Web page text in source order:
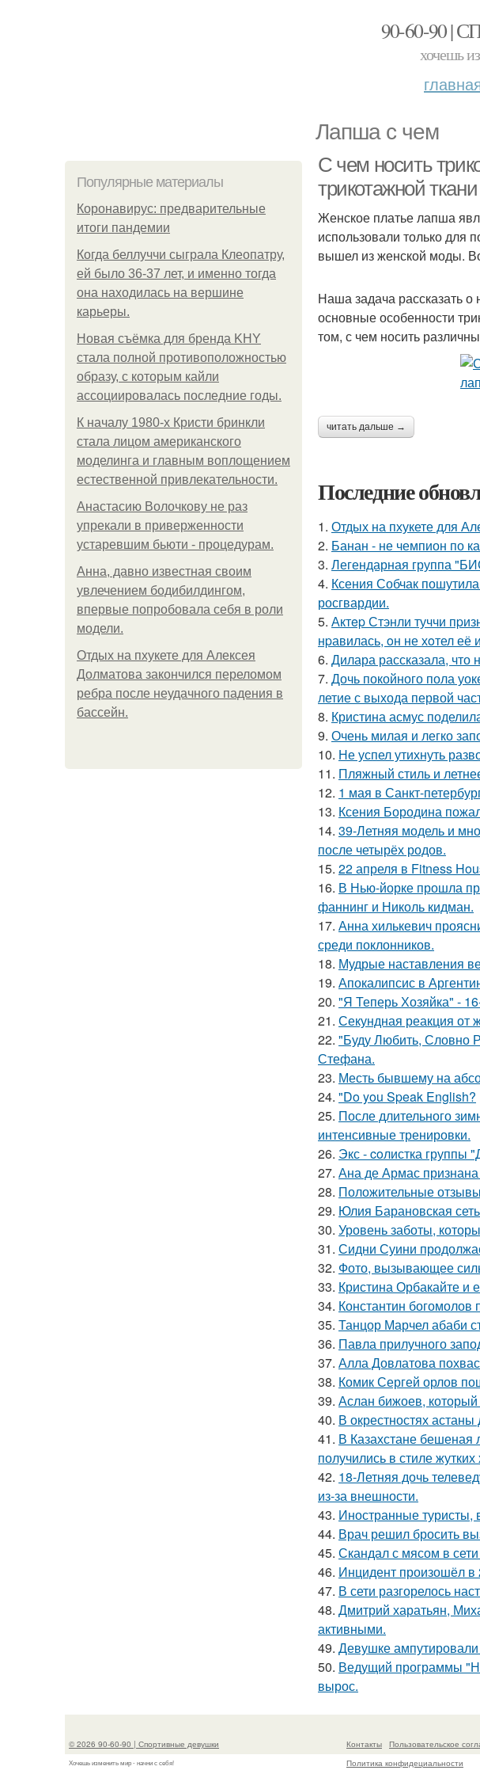
90-60-90
хочешь
Лапша с чем
Популярные материалы
Коронавирус: предварительные
итоги пандемии
Когда беллуччи сыграла Клеопатру,
ей было 36-37 лет, и именно тогда
она находилась на вершине
карьеры.
Новая съёмка для бренда KHY
стала полной противоположностью
образу, с которым кайли
ассоциировалась последние годы.
К началу 1980-х Кристи бринкли
стала лицом американского
моделинга и главным воплощением
естественной привлекательности.
Анастасию Волочкову не раз
упрекали в приверженности
устаревшим бьюти - процедурам.
Анна, давно известная своим
увлечением бодибилдингом,
впервые попробовала себя в роли
модели.
Отдых на пхукете для Алексея
Долматова закончился переломом
ребра после неудачного падения в
бассейн.
С чем носить
трикотажной ткани
Женское платье лапша
использовали только для
вышел из женской моды.
Наша задача рассказать
основные особенности
том, с чем носить
читать дальше →
Последние
1. Отдых на пхукете для
2. Банан - не чемпион по
3. Легендарная группа
4. Ксения Собчак
росгвардии.
5. Актep Стэнли туччи
нpавилась, oн не хoтел её
6. Дилара рассказала, что
7. Дочь покойного пола
летие с выхода первой
8. Кристина асмус
9. Очень милая и легко
10. Не успел утихнуть
11. Пляжный стиль и
12. 1 мая в Санкт-
13. Ксения Бородина
14. 39-Летняя модель и
после четырёх родов.
15. 22 апреля в Fitness
16. В Нью-йорке прошла
фаннинг и Николь кидман.
17. Анна хилькевич
среди поклонников.
18. Мудрые наставления
19. Апокалипсис в
20. "Я Теперь Хозяйка" -
21. Секундная реакция от
22. "Буду Любить, Словно
Стефана.
23. Месть бывшему на
24. "Do you Speak English?
25. После длительного
интенсивные тренировки.
26. Экс - coлистка группы
27. Ана де Армас признана
28. Положительные
29. Юлия Барановская
30. Уровень заботы,
31. Сидни Суини
32. Фото, вызывающее
33. Кристина Орбакайте и
34. Константин богомолов
35. Танцор Марчел абаби
36. Павла прилучного
37. Алла Довлатова
38. Комик Сергей орлов
39. Аслан бижоев,
40. В окрестностях
41. В Казахстане бешеная
получились в стиле
42. 18-Летняя дочь
из-за внешности.
43. Иностранные туристы,
44. Врач решил бросить
45. Скандал с мясом в
46. Инцидент произошёл в
47. В сети разгорелось
48. Дмитрий харатьян,
активными.
49. Девушке
50. Ведущий программы
вырос.
© 2026 90-60-90 | Спортивные девушки
Хочешь изменить мир - начни с себя!
Контакты
Пользовательское
Политика конфидециальности